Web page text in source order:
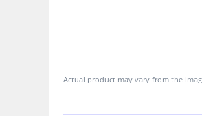
Actual product may vary from the